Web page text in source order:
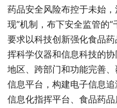
药品安全风险布控于未始
现”机制，布下安全监管的“
要求以科技创新强化食品
挥科学仪器和信息科技的
地区、跨部门和功能完善
信息平台，构建电子信息追
信息化指挥平台、食品药